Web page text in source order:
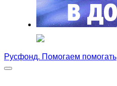
Русфонд. Помогаем помогать